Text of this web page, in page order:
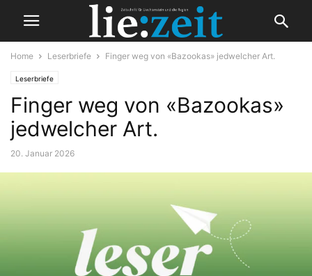
Home Leserbriefe Finger weg von «Bazookas» jedwelcher Art.
Leserbriefe
Finger weg von «Bazookas»
jedwelcher Art.
20. Januar 2026